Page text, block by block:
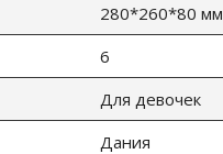
280*260*80 мм
6
Для девочек
Дания